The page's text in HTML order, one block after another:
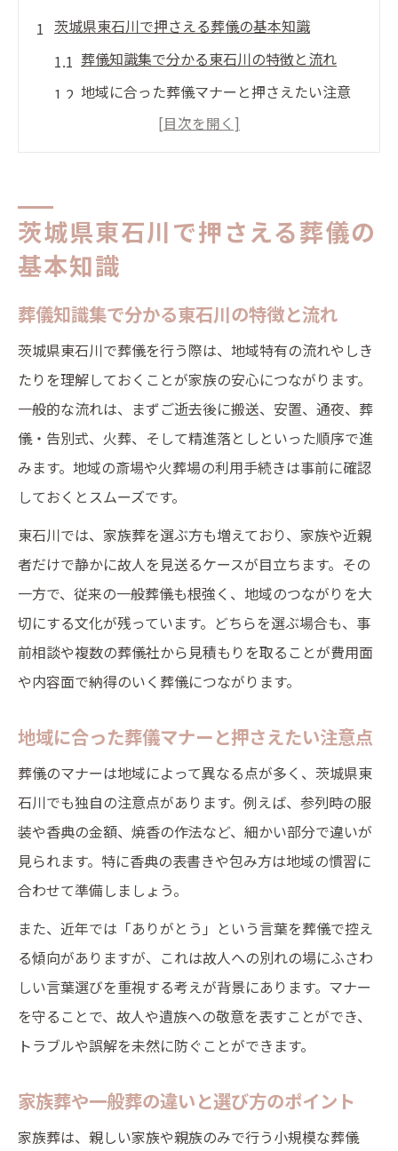
茨城県東石川で押さえる葬儀の基本知識
葬儀知識集で分かる東石川の特徴と流れ
地域に合った葬儀マナーと押さえたい注意
葬儀準備で知っておくべき基本用語の解説
葬儀費用を抑えるための具体的な工夫法
葬儀費用を抑えるための比較のポイント
費用明細の確認で追加費用を防ぐ方法
家族葬と直葬の費用差を理解して選ぶ
見積もり時に注意したい葬儀の項目
公営斎場利用で葬儀費用を抑える工夫
東石川の葬儀手続きを円滑に進める方法
葬儀手続きの流れと必要な書類一覧
行政手続きと葬儀社の役割の違い解説
葬儀対応で困らないための事前準備
もしもの時に安心できる葬儀準備とは
葬儀知識集で備える事前準備の流れ
生前相談や予約がもたらす安心感
緊急時の連絡体制と必要なリスト作成
葬儀社選びで後悔しないポイントまとめ
地域で利用できる葬儀支援や助成金情報
自治体の葬儀費用支援制度の活用法
葬祭費給付を受けるための条件と流れ
費用負担を減らす行政サービスの探し方
家族が後悔しない葬儀プラン選びの極意
納得できる葬儀プラン比較のチェック項目
見積もり提示時の葬儀費用の見極め方
茨城県東石川で押さえる葬儀の
基本知識
葬儀知識集で分かる東石川の特徴と流れ
茨城県東石川で葬儀を行う際は、地域特有の流れやしき
たりを理解しておくことが家族の安心につながります。
一般的な流れは、まずご逝去後に搬送、安置、通夜、葬
儀・告別式、火葬、そして精進落としといった順序で進
みます。地域の斎場や火葬場の利用手続きは事前に確認
しておくとスムーズです。
東石川では、家族葬を選ぶ方も増えており、家族や近親
者だけで静かに故人を見送るケースが目立ちます。その
一方で、従来の一般葬儀も根強く、地域のつながりを大
切にする文化が残っています。どちらを選ぶ場合も、事
前相談や複数の葬儀社から見積もりを取ることが費用面
や内容面で納得のいく葬儀につながります。
地域に合った葬儀マナーと押さえたい注意点
葬儀のマナーは地域によって異なる点が多く、茨城県東
石川でも独自の注意点があります。例えば、参列時の服
装や香典の金額、焼香の作法など、細かい部分で違いが
見られます。特に香典の表書きや包み方は地域の慣習に
合わせて準備しましょう。
また、近年では「ありがとう」という言葉を葬儀で控え
る傾向がありますが、これは故人への別れの場にふさわ
しい言葉選びを重視する考えが背景にあります。マナー
を守ることで、故人や遺族への敬意を表すことができ、
トラブルや誤解を未然に防ぐことができます。
家族葬や一般葬の違いと選び方のポイント
家族葬は、親しい家族や親族のみで行う小規模な葬儀